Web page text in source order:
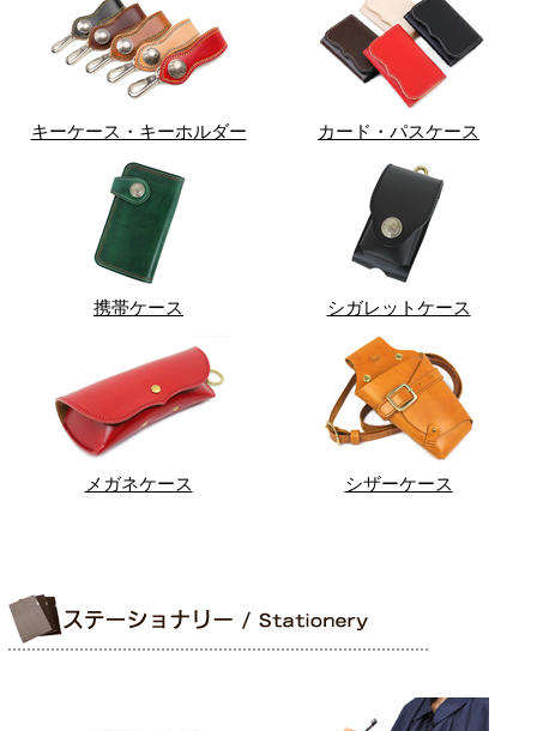
キーケース・キーホルダー カード・パスケース
携帯ケース シガレットケース
メガネケース シザーケース